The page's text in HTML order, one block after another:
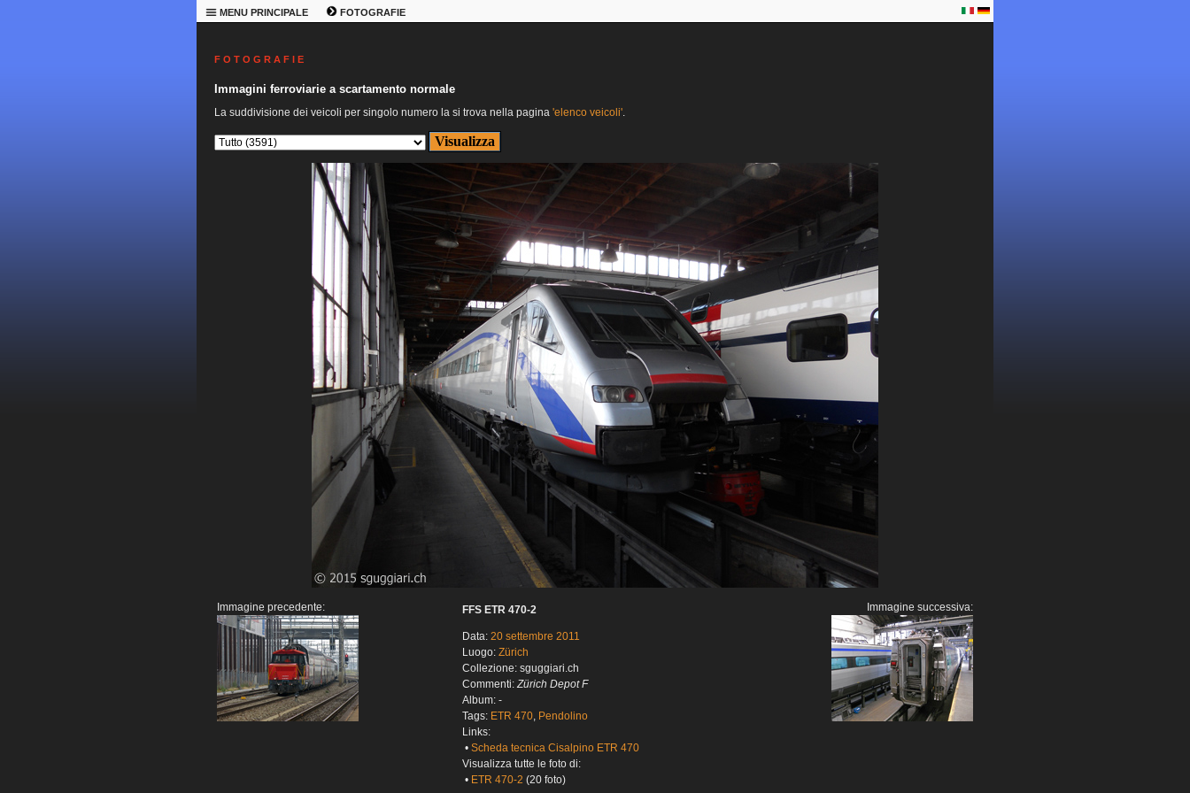
MENU PRINCIPALE FOTOGRAFIE
F O T O G R A F I E
Immagini ferroviarie a scartamento normale
La suddivisione dei veicoli per singolo numero la si trova nella pagina 'elenco veicoli'.
Immagine precedente: FFS ETR 470-2
Data: 20 settembre 2011
Luogo: Zürich
Collezione: sguggiari.ch
Commenti:Zürich Depot F
Album: -
Tags: ETR 470, Pendolino
Links:
• Scheda tecnica Cisalpino ETR 470
Visualizza tutte le foto di:
• ETR 470-2 (20 foto)
Immagine successiva: